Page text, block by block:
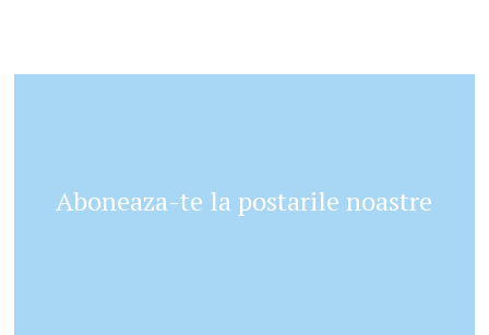
Aboneaza-te la postarile noastre